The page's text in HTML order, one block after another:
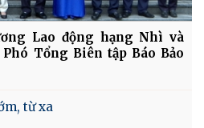
Lao động hạng Nhì và
Tổng Biên tập Báo Bảo
từ xa